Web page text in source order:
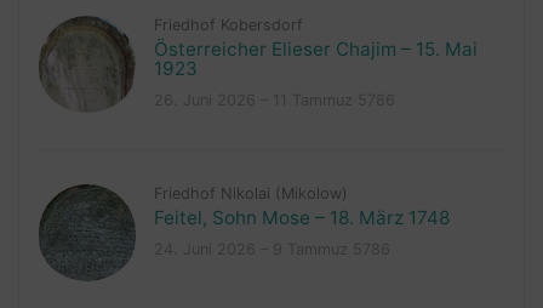
Friedhof Kobersdorf
Österreicher Elieser Chajim – 15. Mai
1923
Friedhof Nikolai (Mikolow)
Feitel, Sohn Mose – 18. März 1748